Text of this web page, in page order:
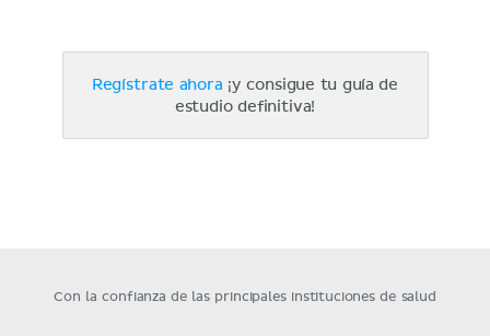
Regístrate ahora ¡y consigue tu guía de
estudio definitiva!
Con la confianza de las principales instituciones de salud